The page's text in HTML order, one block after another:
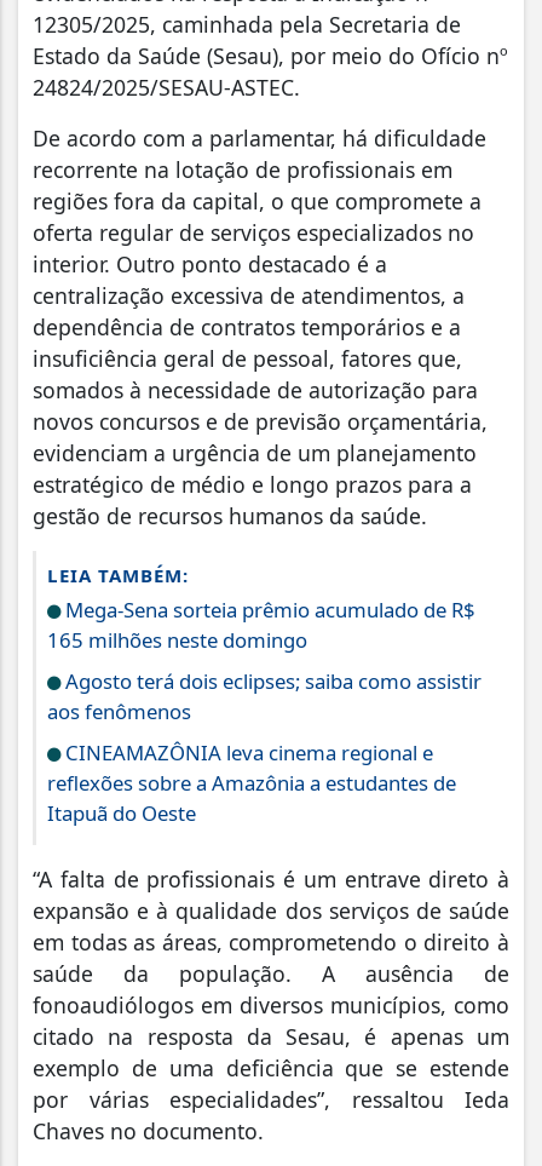
12305/2025, caminhada pela Secretaria de
Estado da Saúde (Sesau), por meio do Ofício nº
24824/2025/SESAU-ASTEC.
De acordo com a parlamentar, há dificuldade
recorrente na lotação de profissionais em
regiões fora da capital, o que compromete a
oferta regular de serviços especializados no
interior. Outro ponto destacado é a
centralização excessiva de atendimentos, a
dependência de contratos temporários e a
insuficiência geral de pessoal, fatores que,
somados à necessidade de autorização para
novos concursos e de previsão orçamentária,
evidenciam a urgência de um planejamento
estratégico de médio e longo prazos para a
gestão de recursos humanos da saúde.
LEIA TAMBÉM:
Mega-Sena sorteia prêmio acumulado de R$
165 milhões neste domingo
Agosto terá dois eclipses; saiba como assistir
aos fenômenos
CINEAMAZÔNIA leva cinema regional e
reflexões sobre a Amazônia a estudantes de
Itapuã do Oeste
“A falta de profissionais é um entrave direto à
expansão e à qualidade dos serviços de saúde
em todas as áreas, comprometendo o direito à
saúde da população. A ausência de
fonoaudiólogos em diversos municípios, como
citado na resposta da Sesau, é apenas um
exemplo de uma deficiência que se estende
por várias especialidades”, ressaltou Ieda
Chaves no documento.